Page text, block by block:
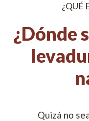
¿QUÉ
¿Dónde
Quizá no